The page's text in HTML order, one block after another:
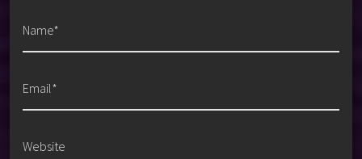
Name*
Email*
Website